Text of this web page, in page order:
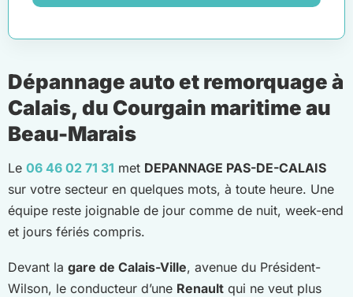
Dépannage auto et remorquage à
Calais, du Courgain maritime au
Beau-Marais
Le 06 46 02 71 31 met DEPANNAGE PAS-DE-CALAIS
sur votre secteur en quelques mots, à toute heure. Une
équipe reste joignable de jour comme de nuit, week-end
et jours fériés compris.
Devant la gare de Calais-Ville, avenue du Président-
Wilson, le conducteur d’une Renault qui ne veut plus